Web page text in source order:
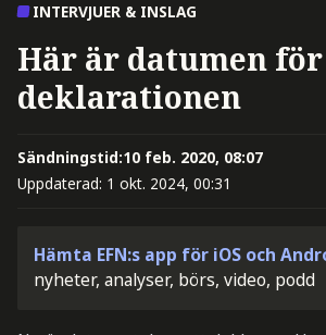
INTERVJUER & INSLAG
Här är datumen för
deklarationen
Sändningstid:10 feb. 2020, 08:07
Uppdaterad: 1 okt. 2024, 00:31
Hämta EFN:s app för iOS och
nyheter, analyser, börs, video, podd